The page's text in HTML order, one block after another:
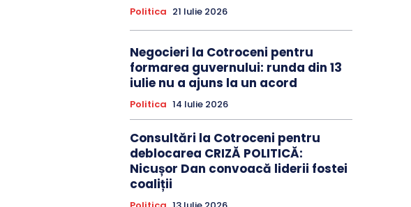
Politica 21 Iulie 2026
Negocieri la Cotroceni pentru
formarea guvernului: runda din 13
iulie nu a ajuns la un acord
Politica 14 Iulie 2026
Consultări la Cotroceni pentru
deblocarea CRIZĂ POLITICĂ:
Nicușor Dan convoacă liderii fostei
coaliții